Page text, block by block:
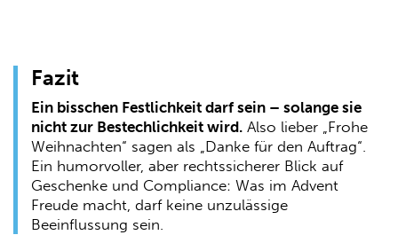
Fazit
Ein bisschen Festlichkeit darf sein – solange sie
nicht zur Bestechlichkeit wird. Also lieber „Frohe
Weihnachten“ sagen als „Danke für den Auftrag“.
Ein humorvoller, aber rechtssicherer Blick auf
Geschenke und Compliance: Was im Advent
Freude macht, darf keine unzulässige
Beeinflussung sein.